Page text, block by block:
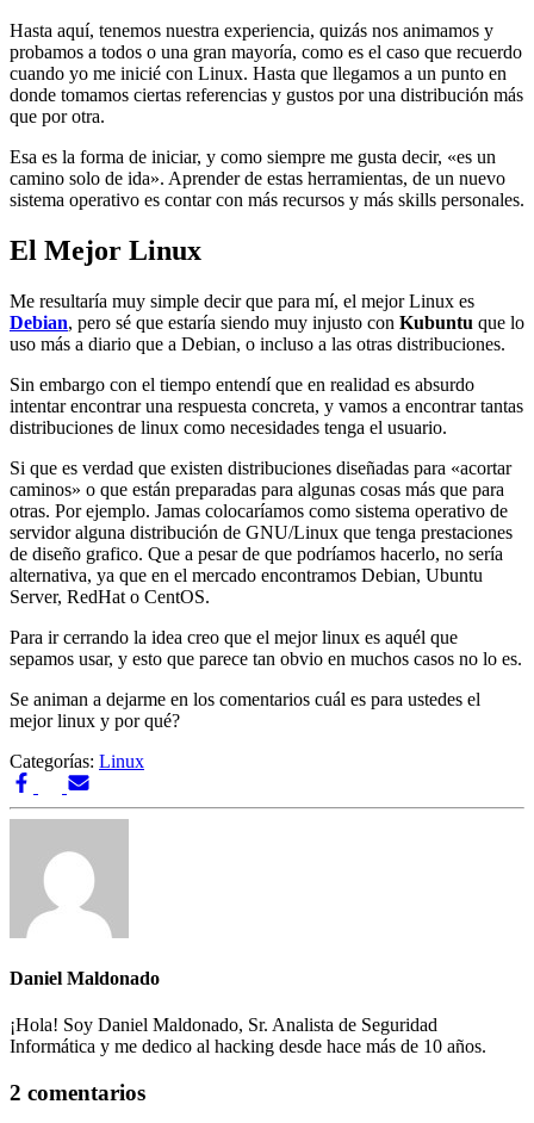
Hasta aquí, tenemos nuestra experiencia, quizás nos animamos y
probamos a todos o una gran mayoría, como es el caso que recuerdo
cuando yo me inicié con Linux. Hasta que llegamos a un punto en
donde tomamos ciertas referencias y gustos por una distribución más
que por otra.
Esa es la forma de iniciar, y como siempre me gusta decir, «es un
camino solo de ida». Aprender de estas herramientas, de un nuevo
sistema operativo es contar con más recursos y más skills personales.
El Mejor Linux
Me resultaría muy simple decir que para mí, el mejor Linux es
Debian, pero sé que estaría siendo muy injusto con Kubuntu que lo
uso más a diario que a Debian, o incluso a las otras distribuciones.
Sin embargo con el tiempo entendí que en realidad es absurdo
intentar encontrar una respuesta concreta, y vamos a encontrar tantas
distribuciones de linux como necesidades tenga el usuario.
Si que es verdad que existen distribuciones diseñadas para «acortar
caminos» o que están preparadas para algunas cosas más que para
otras. Por ejemplo. Jamas colocaríamos como sistema operativo de
servidor alguna distribución de GNU/Linux que tenga prestaciones
de diseño grafico. Que a pesar de que podríamos hacerlo, no sería
alternativa, ya que en el mercado encontramos Debian, Ubuntu
Server, RedHat o CentOS.
Para ir cerrando la idea creo que el mejor linux es aquél que
sepamos usar, y esto que parece tan obvio en muchos casos no lo es.
Se animan a dejarme en los comentarios cuál es para ustedes el
mejor linux y por qué?
Categorías: Linux
Daniel Maldonado
¡Hola! Soy Daniel Maldonado, Sr. Analista de Seguridad
Informática y me dedico al hacking desde hace más de 10 años.
2 comentarios